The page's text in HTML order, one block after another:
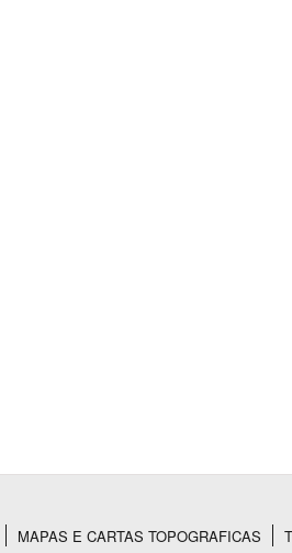
MAPAS E CARTAS TOPOGRAFICAS